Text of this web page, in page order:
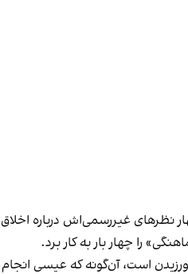
نظرهای غیررسمی‌اش درباره
را چهار بار به کار برد.
است، آن‌گونه که عیسی انجام